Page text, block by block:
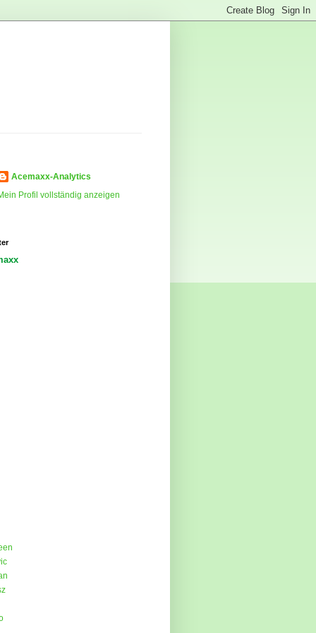
Acemaxx-Analytics
Profil vollständig anzeigen